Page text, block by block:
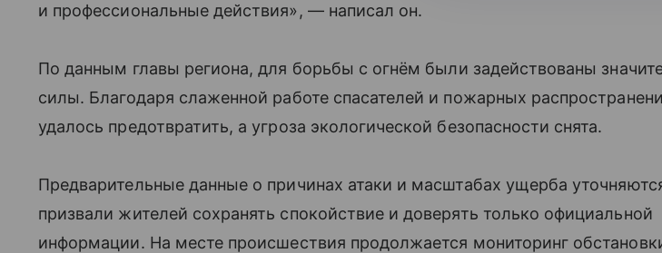
и профессиональные действия», — написал он.
По данным главы региона, для борьбы с огнём были задействованы
силы. Благодаря слаженной работе спасателей и пожарных
удалось предотвратить, а угроза экологической безопасности снята.
Предварительные данные о причинах атаки и масштабах ущерба
призвали жителей сохранять спокойствие и доверять только официальной
информации. На месте происшествия продолжается мониторинг